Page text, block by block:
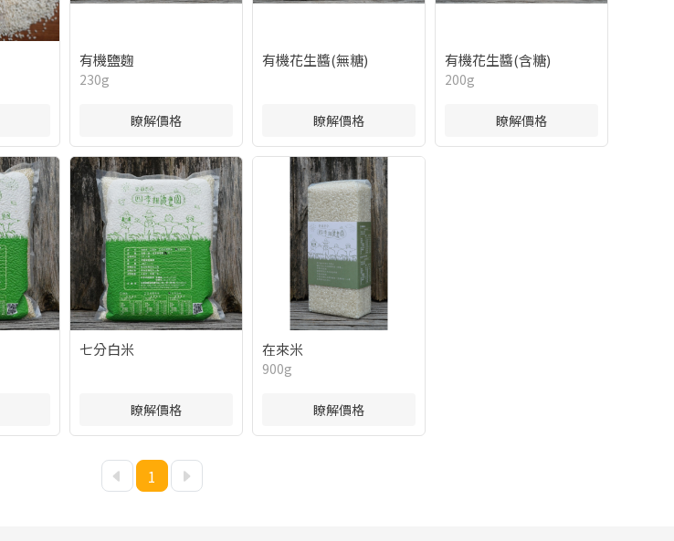
有機鹽麴
230g
瞭解價格
有機花生醬(無糖)
瞭解價格
有機花生醬(含糖)
200g
瞭解價格
七分白米
瞭解價格
在來米
900g
瞭解價格
1